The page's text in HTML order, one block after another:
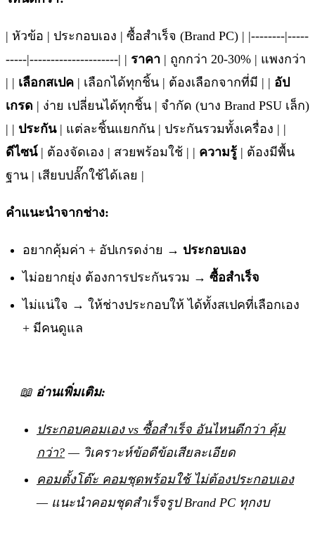
| หัวข้อ | ประกอบเอง | ซื้อสำเร็จ (Brand PC) | |--------|-----
-----|---------------------| | ราคา | ถูกกว่า 20-30% | แพงกว่า
| | เลือกสเปค | เลือกได้ทุกชิ้น | ต้องเลือกจากที่มี | | อัป
เกรด | ง่าย เปลี่ยนได้ทุกชิ้น | จำกัด (บาง Brand PSU เล็ก)
| | ประกัน| แต่ละชิ้นแยกกัน | ประกันรวมทั้งเครื่อง | |
ดีไซน์| ต้องจัดเอง | สวยพร้อมใช้ | | ความรู้ | ต้องมีพื้น
ฐาน | เสียบปลั๊กใช้ได้เลย |
คำแนะนำจากช่าง:
อยากคุ้มค่า + อัปเกรดง่าย → ประกอบเอง
ไม่อยากยุ่ง ต้องการประกันรวม → ซื้อสำเร็จ
ไม่แน่ใจ → ให้ช่างประกอบให้ ได้ทั้งสเปคที่เลือกเอง
+ มีคนดูแล
📖 อ่านเพิ่มเติม:
ประกอบคอมเอง vs ซื้อสำเร็จ อันไหนดีกว่า คุ้ม
กว่า? — วิเคราะห์ข้อดีข้อเสียละเอียด
คอมตั้งโต๊ะ คอมชุดพร้อมใช้ ไม่ต้องประกอบเอง
— แนะนำคอมชุดสำเร็จรูป Brand PC ทุกงบ